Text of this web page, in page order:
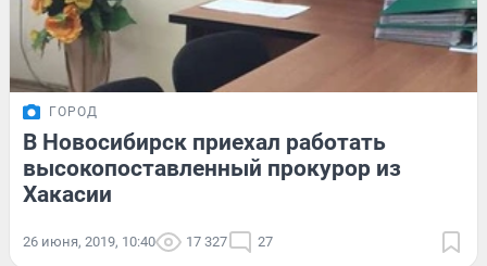
ГОРОД
В Новосибирск приехал работать
высокопоставленный прокурор из
Хакасии
26 июня, 2019, 10:40 17 327 27